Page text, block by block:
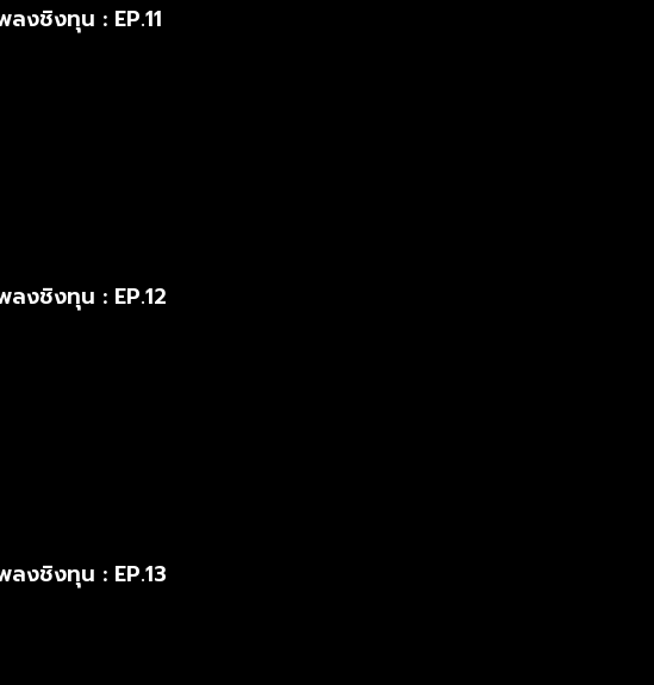
งชิงทุน : EP.11
งชิงทุน : EP.12
งชิงทุน : EP.13